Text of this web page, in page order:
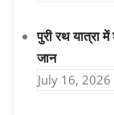
पुरी रथ यात्रा
जान
July 16, 2026